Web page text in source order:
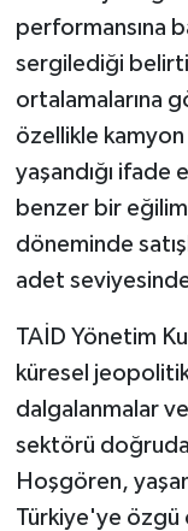
performansına
sergilediği
ortalamalarına
özellikle
yaşandığı ifade
benzer bir
döneminde
adet
TAİD Yönetim
küresel
dalgalanmalar
sektörü
Hoşgören,
Türkiye'ye özgü